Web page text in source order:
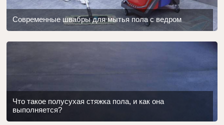
Современные швабры для мытья пола с ведром
Что такое полусухая стяжка пола, и как она
выполняется?